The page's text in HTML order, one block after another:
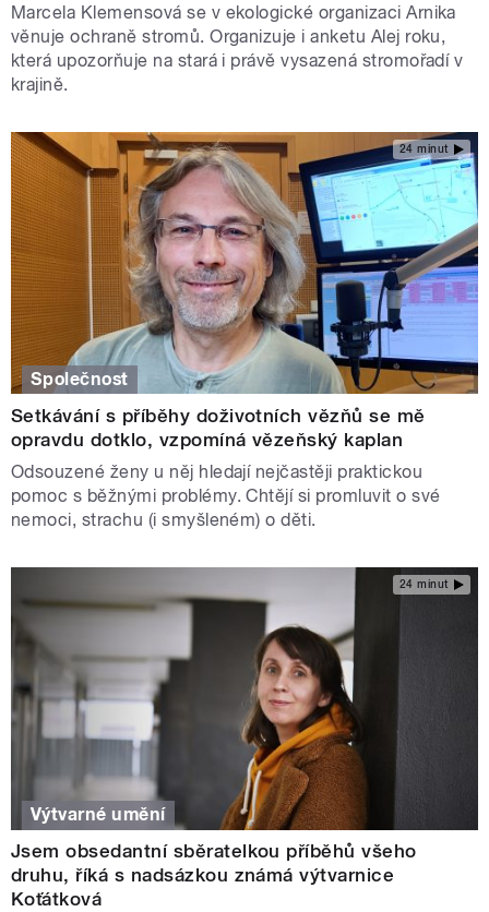
Marcela Klemensová se v ekologické organizaci Arnika
věnuje ochraně stromů. Organizuje i anketu Alej roku,
která upozorňuje na stará i právě vysazená stromořadí v
krajině.
24 minut
Společnost
Setkávání s příběhy doživotních vězňů se mě
opravdu dotklo, vzpomíná vězeňský kaplan
Odsouzené ženy u něj hledají nejčastěji praktickou
pomoc s běžnými problémy. Chtějí si promluvit o své
nemoci, strachu (i smyšleném) o děti.
24 minut
Výtvarné umění
Jsem obsedantní sběratelkou příběhů všeho
druhu, říká s nadsázkou známá výtvarnice
Koťátková